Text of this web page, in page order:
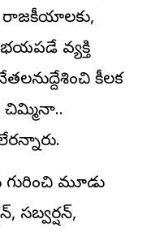
రాజకీయాలకు,
వ్యక్తి
కీలక
చిమ్మినా..
గురించి మూడు
సబ్వర్షన్,